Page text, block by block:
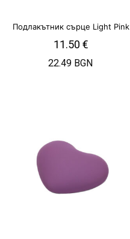
Подлакътник сърце Light Pink
11.50 €
22.49 BGN